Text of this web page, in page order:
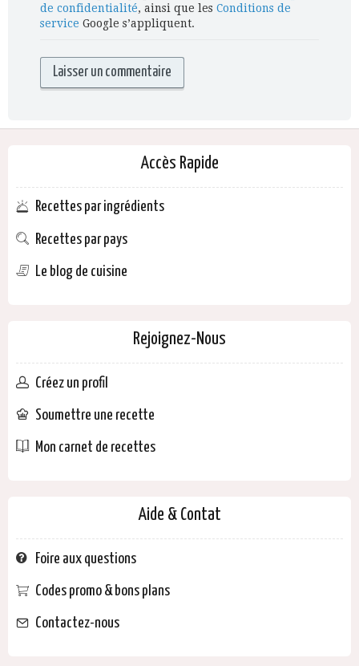
de confidentialité, ainsi que les Conditions de
service Google s’appliquent.
Accès Rapide
Recettes par ingrédients
Recettes par pays
Le blog de cuisine
Rejoignez-Nous
Créez un profil
Soumettre une recette
Mon carnet de recettes
Aide & Contat
Foire aux questions
Codes promo & bons plans
Contactez-nous